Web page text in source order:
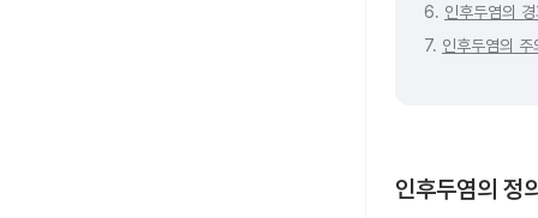
6. 인후두염의
7. 인후두염의 주
인후두염의 정